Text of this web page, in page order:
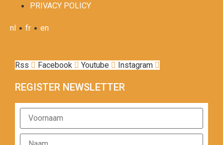
PRIVACY POLICY
nl • fr • en
Rss Facebook Youtube Instagram
REGISTER NEWSLETTER